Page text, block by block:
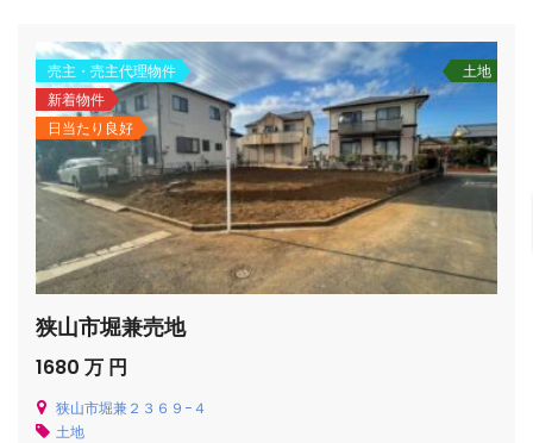
売主・売主代理物件
新着物件
日当たり良好
土地
狭山市堀兼売地
1680 万 円
狭山市堀兼２３６９−４
土地